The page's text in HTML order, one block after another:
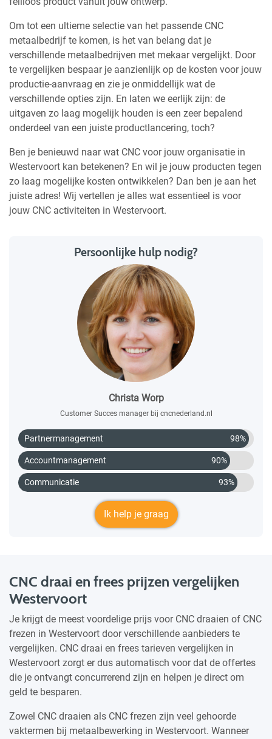
Om tot een ultieme selectie van het passende CNC
metaalbedrijf te komen, is het van belang dat je
verschillende metaalbedrijven met mekaar vergelijkt. Door
te vergelijken bespaar je aanzienlijk op de kosten voor jouw
productie-aanvraag en zie je onmiddellijk wat de
verschillende opties zijn. En laten we eerlijk zijn: de
uitgaven zo laag mogelijk houden is een zeer bepalend
onderdeel van een juiste productlancering, toch?
Ben je benieuwd naar wat CNC voor jouw organisatie in
Westervoort kan betekenen? En wil je jouw producten tegen
zo laag mogelijke kosten ontwikkelen? Dan ben je aan het
juiste adres! Wij vertellen je alles wat essentieel is voor
jouw CNC activiteiten in Westervoort.
Persoonlijke hulp nodig?
Christa Worp
Customer Succes manager bij cncnederland.nl
Partnermanagement 98%
Accountmanagement 90%
Communicatie 93%
Ik help je graag
CNC draai en frees prijzen vergelijken
Westervoort
Je krijgt de meest voordelige prijs voor CNC draaien of CNC
frezen in Westervoort door verschillende aanbieders te
vergelijken. CNC draai en frees tarieven vergelijken in
Westervoort zorgt er dus automatisch voor dat de offertes
die je ontvangt concurrerend zijn en helpen je direct om
geld te besparen.
Zowel CNC draaien als CNC frezen zijn veel gehoorde
vaktermen bij metaalbewerking in Westervoort. Wanneer